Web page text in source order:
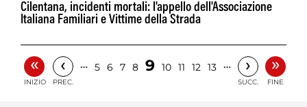
Cilentana, incidenti mortali: l'appello dell'Associazione
Italiana Familiari e Vittime della Strada
«
INIZIO
‹
PREC.
… 5 6 7 8 9 10 11 12 13 … ›
SUCC.
»
FINE